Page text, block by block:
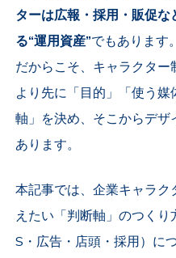
ターは広報・採用・販促
る“運用資産”でもあります。
だからこそ、キャラクタ
より先に「目的」「使う
軸」を決め、そこからデ
あります。
本記事では、企業キャラク
えたい「判断軸」のつく
S・広告・店頭・採用）に